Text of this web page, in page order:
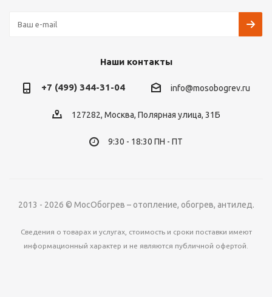
Наши контакты
+7 (499) 344-31-04 info@mosobogrev.ru
127282, Москва, Полярная улица, 31Б
9:30 - 18:30 ПН - ПТ
2013 - 2026 © МосОбогрев – отопление, обогрев, антилед.
Сведения о товарах и услугах, стоимость и сроки поставки имеют
информационный характер и не являются публичной офертой.